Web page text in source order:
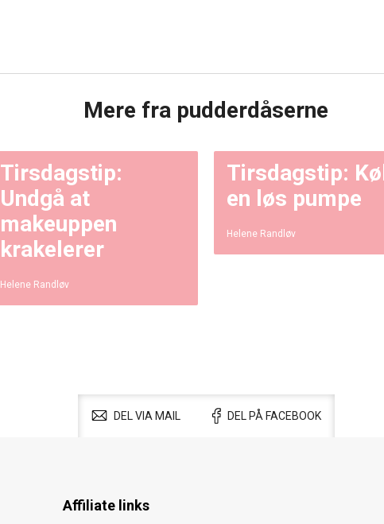
Mere fra pudderdåserne
Tirsdagstip:
Undgå at
makeuppen
krakelerer
Helene Randløv
Tirsdagstip:
en løs pumpe
Helene Randløv
DEL VIA MAIL DEL PÅ FACEBOOK
Affiliate links